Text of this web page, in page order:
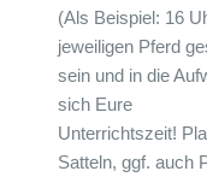
(Als Beispiel: 16
jeweiligen Pferd
sein und in die
sich Eure
Unterrichtszeit!
Satteln, ggf. auch